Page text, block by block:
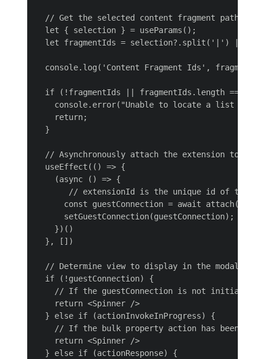
// Get the selected content fragment paths
  let { selection } = useParams();
  let fragmentIds = selection?.split('|') || [];
console.log('Content Fragment Ids',
if (!fragmentIds || fragmentIds.length === 0)
console.error("Unable to locate a list of
    return;
  }
// Asynchronously attach the extension to
  useEffect(() => {
    (async () => {
// extensionId is the unique id of this
const guestConnection = await attach({
      setGuestConnection(guestConnection);
    })()
  }, [])
  // Determine view to display in the modal
  if (!guestConnection) {
// If the guestConnection is not
    return <Spinner />
  } else if (actionInvokeInProgress) {
// If the bulk property action has been
    return <Spinner />
  } else if (actionResponse) {